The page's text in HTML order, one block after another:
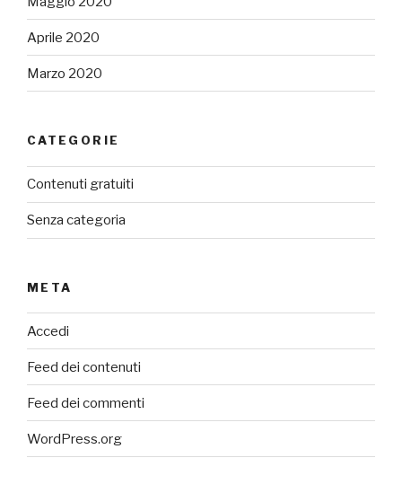
Aprile 2020
Marzo 2020
CATEGORIE
Contenuti gratuiti
Senza categoria
META
Accedi
Feed dei contenuti
Feed dei commenti
WordPress.org